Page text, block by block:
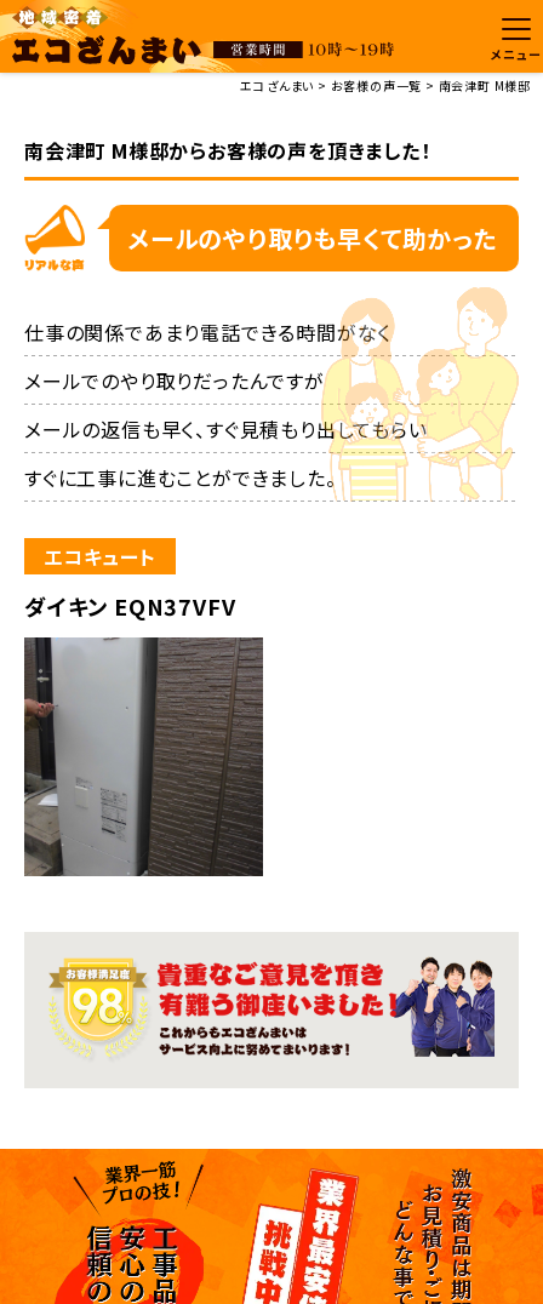
メニュー
エコざんまい
お客様の声一覧 南会津町 M様邸
南会津町 M様邸からお客様の声を頂きました！
メールのやり取りも早くて助かった
仕事の関係であまり電話できる時間がなく
メールでのやり取りだったんですが
メールの返信も早く、すぐ見積もり出してもらい
すぐに工事に進むことができました。
エコキュート
ダイキン EQN37VFV